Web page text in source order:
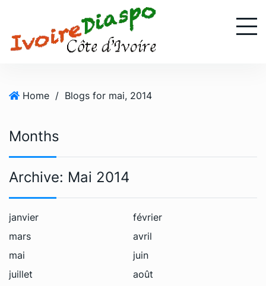
Home / Blogs for mai, 2014
Months
Archive: Mai 2014
janvier
février
mars
avril
mai
juin
juillet
août